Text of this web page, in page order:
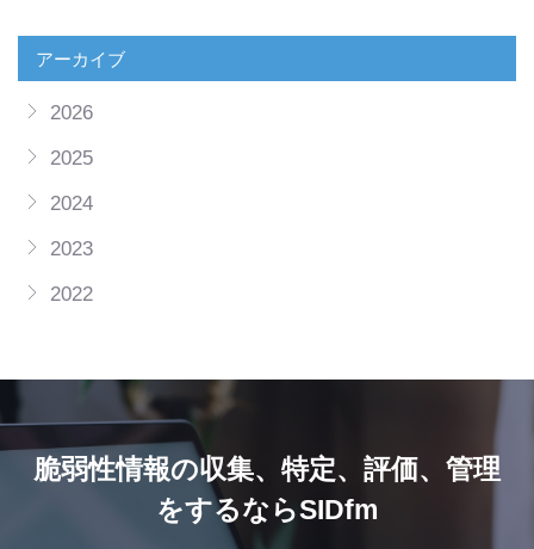
アーカイブ
2026
2025
2024
2023
2022
脆弱性情報の収集、特定、評価、管理
をするならSIDfm